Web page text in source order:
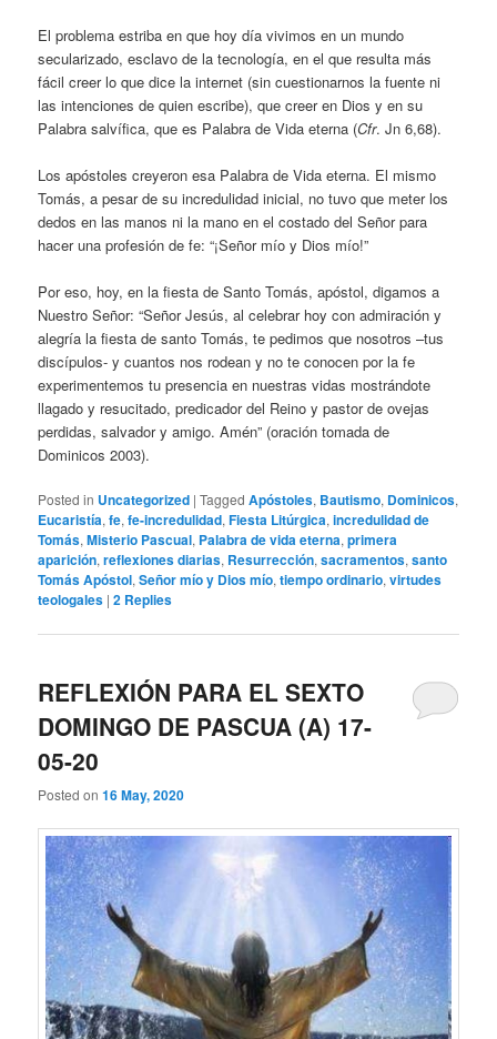
El problema estriba en que hoy día vivimos en un mundo
secularizado, esclavo de la tecnología, en el que resulta más
fácil creer lo que dice la internet (sin cuestionarnos la fuente ni
las intenciones de quien escribe), que creer en Dios y en su
Palabra salvífica, que es Palabra de Vida eterna (Cfr. Jn 6,68).
Los apóstoles creyeron esa Palabra de Vida eterna. El mismo
Tomás, a pesar de su incredulidad inicial, no tuvo que meter los
dedos en las manos ni la mano en el costado del Señor para
hacer una profesión de fe: “¡Señor mío y Dios mío!”
Por eso, hoy, en la fiesta de Santo Tomás, apóstol, digamos a
Nuestro Señor: “Señor Jesús, al celebrar hoy con admiración y
alegría la fiesta de santo Tomás, te pedimos que nosotros –tus
discípulos- y cuantos nos rodean y no te conocen por la fe
experimentemos tu presencia en nuestras vidas mostrándote
llagado y resucitado, predicador del Reino y pastor de ovejas
perdidas, salvador y amigo. Amén” (oración tomada de
Dominicos 2003).
Posted in Uncategorized |Tagged Apóstoles, Bautismo, Dominicos,
Eucaristía,fe,fe-incredulidad,Fiesta Litúrgica,incredulidad de
Tomás,Misterio Pascual, Palabra de vida eterna,primera
aparición,reflexiones diarias, Resurrección,sacramentos,santo
Tomás Apóstol,Señor mío y Dios mío,tiempo ordinario,virtudes
teologales |2 Replies
REFLEXIÓN PARA EL SEXTO
DOMINGO DE PASCUA (A) 17-
05-20
Posted on16 May, 2020